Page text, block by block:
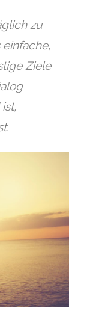
zu
Ziele